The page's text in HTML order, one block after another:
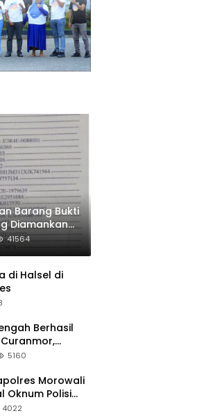
Barang Bukti
Diamankan
41564
di Halsel di
Berhasil
Beraksi di 7
5160
Morowali
Oknum Polisi
Bahodopi
4022